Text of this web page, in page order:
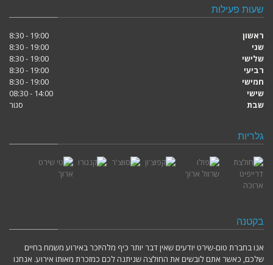
שעות פעילות
ראשון
19:00 - 8:30
שני
19:00 - 8:30
שלישי
19:00 - 8:30
רביעי
19:00 - 8:30
חמישי
19:00 - 8:30
שישי
14:00 - 08:30
שבת
סגור
גלריות
בקטנה
אנו בחברת טום-שירט יודעים שאין דבר יותר כיף מלהיזכר באירוע משמח בחיים
שלכם, כאשר אתם לובשים את החולצה שניתנה לכם כמזכרת מאותו אירוע. אנחנו